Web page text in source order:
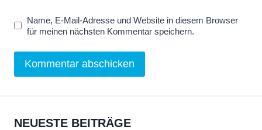
Name, E-Mail-Adresse und Website in diesem Browser
für meinen nächsten Kommentar speichern.
NEUESTE BEITRÄGE